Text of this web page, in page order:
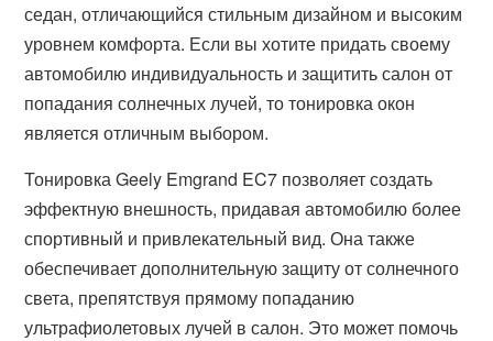
седан, отличающийся стильным дизайном и высоким
уровнем комфорта. Если вы хотите придать своему
автомобилю индивидуальность и защитить салон от
попадания солнечных лучей, то тонировка окон
является отличным выбором.
Тонировка Geely Emgrand EC7 позволяет создать
эффектную внешность, придавая автомобилю более
спортивный и привлекательный вид. Она также
обеспечивает дополнительную защиту от солнечного
света, препятствуя прямому попаданию
ультрафиолетовых лучей в салон. Это может помочь